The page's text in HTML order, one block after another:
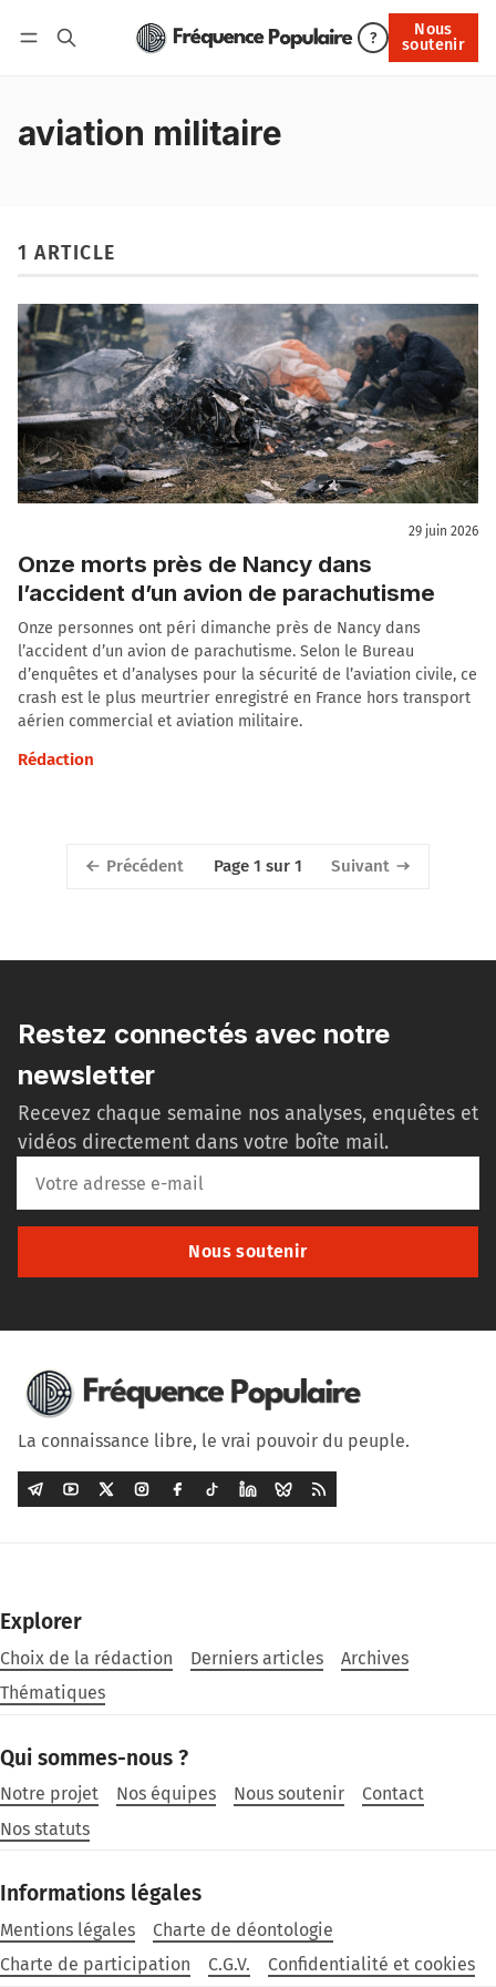
?
Nous
soutenir
Nous soutenir
aviation militaire
1 ARTICLE
29 juin 2026
Onze morts près de Nancy dans
l’accident d’un avion de parachutisme
Onze personnes ont péri dimanche près de Nancy dans
l’accident d’un avion de parachutisme. Selon le Bureau
d’enquêtes et d’analyses pour la sécurité de l’aviation civile, ce
crash est le plus meurtrier enregistré en France hors transport
aérien commercial et aviation militaire.
Rédaction
Précédent Page 1 sur 1 Suivant
Restez connectés avec notre
newsletter
Recevez chaque semaine nos analyses, enquêtes et
vidéos directement dans votre boîte mail.
Nous soutenir
La connaissance libre, le vrai pouvoir du peuple.
Explorer
Choix de la rédaction Derniers articles
Archives
Thématiques
Qui sommes-nous ?
Notre projet Nos équipes Nous soutenir
Contact
Nos statuts
Informations légales
Mentions légales
Charte de déontologie
Charte de participation
C.G.V. Confidentialité et cookies